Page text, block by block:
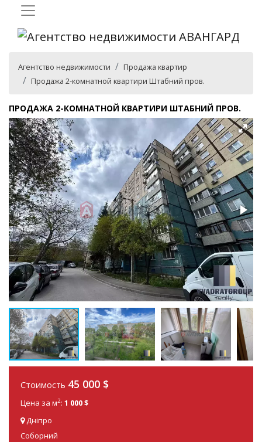
Агентство недвижимости
Продажа квартир
Продажа 2-комнатной квартири Штабний пров.
ПРОДАЖА 2-КОМНАТНОЙ КВАРТИРИ ШТАБНИЙ ПРОВ.
Стоимость 45 000 $
Цена за м2: 1 000 $
Дніпро
Соборний